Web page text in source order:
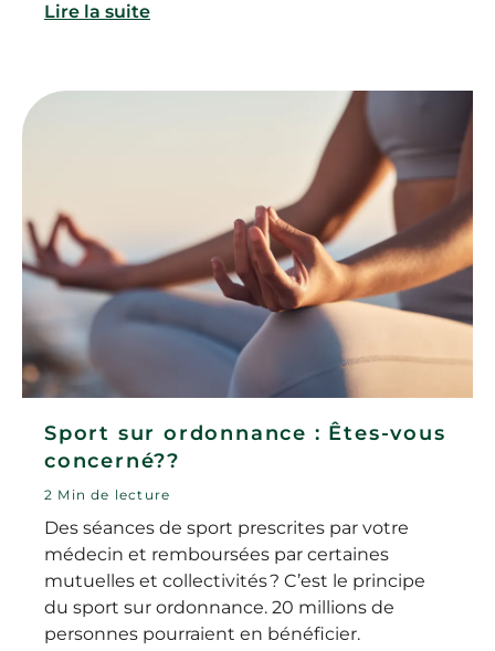
Lire la suite
Sport sur ordonnance : Êtes-vous
concerné??
2 Min de lecture
Des séances de sport prescrites par votre
médecin et remboursées par certaines
mutuelles et collectivités ? C’est le principe
du sport sur ordonnance. 20 millions de
personnes pourraient en bénéficier.